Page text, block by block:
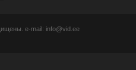
e-mail: info@vid.ee